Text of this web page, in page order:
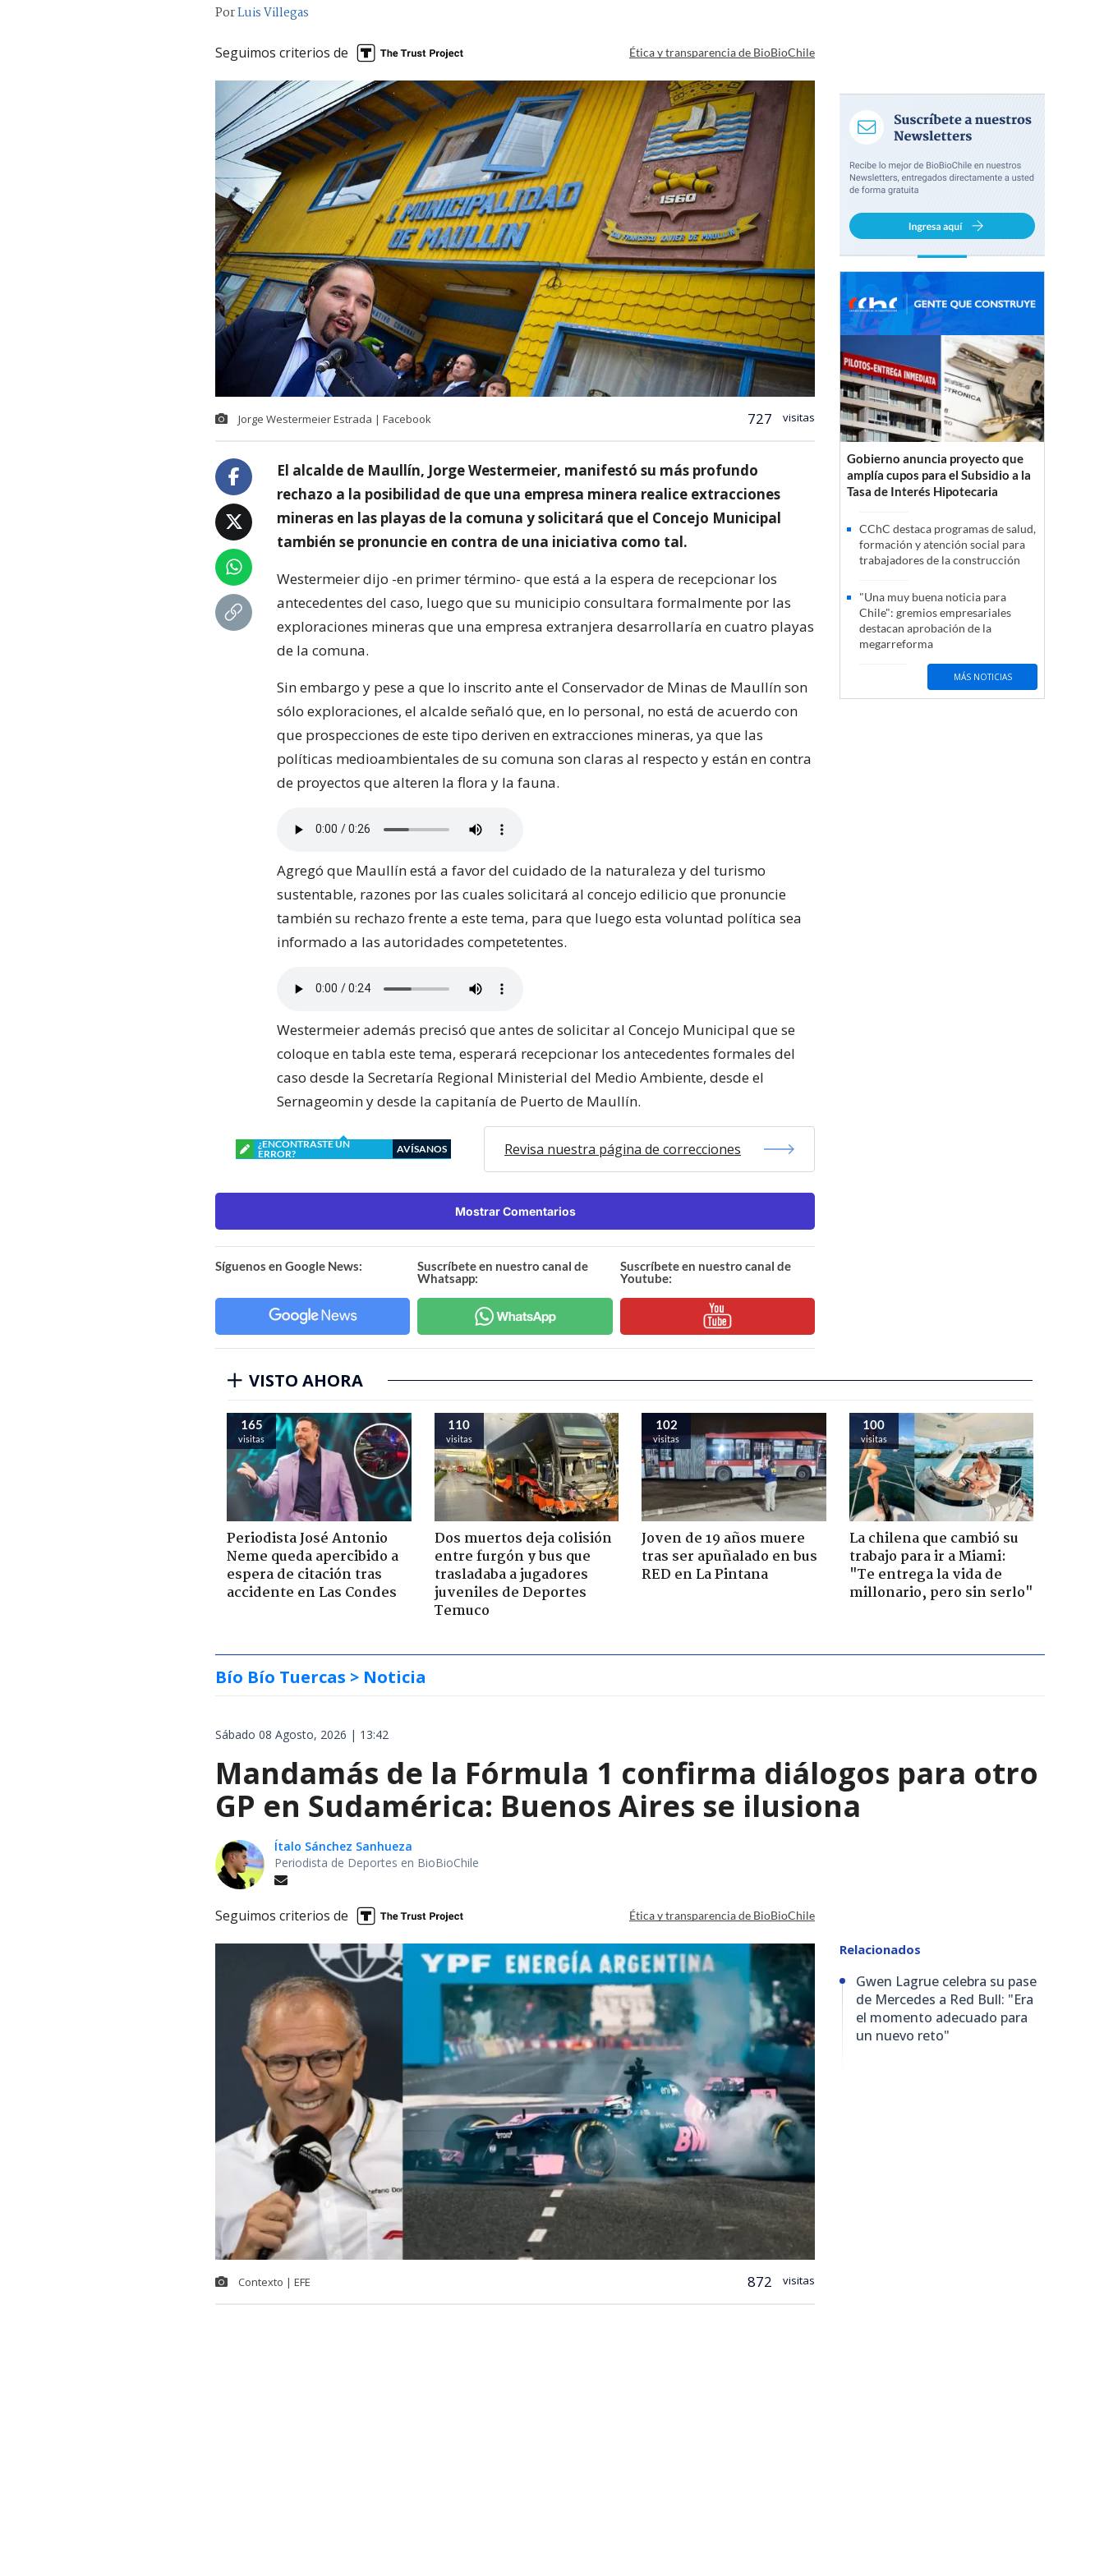
PorLuis Villegas
Seguimos criterios de Ética y transparencia de BioBioChile
Jorge Westermeier Estrada | Facebook 727 visitas
El alcalde de Maullín, Jorge Westermeier, manifestó su más profundo
rechazo a la posibilidad de que una empresa minera realice extracciones
mineras en las playas de la comuna y solicitará que el Concejo Municipal
también se pronuncie en contra de una iniciativa como tal.
Westermeier dijo -en primer término- que está a la espera de recepcionar los
antecedentes del caso, luego que su municipio consultara formalmente por las
exploraciones mineras que una empresa extranjera desarrollaría en cuatro playas
de la comuna.
Sin embargo y pese a que lo inscrito ante el Conservador de Minas de Maullín son
sólo exploraciones, el alcalde señaló que, en lo personal, no está de acuerdo con
que prospecciones de este tipo deriven en extracciones mineras, ya que las
políticas medioambientales de su comuna son claras al respecto y están en contra
de proyectos que alteren la flora y la fauna.
Agregó que Maullín está a favor del cuidado de la naturaleza y del turismo
sustentable, razones por las cuales solicitará al concejo edilicio que pronuncie
también su rechazo frente a este tema, para que luego esta voluntad política sea
informado a las autoridades competetentes.
Westermeier además precisó que antes de solicitar al Concejo Municipal que se
coloque en tabla este tema, esperará recepcionar los antecedentes formales del
caso desde la Secretaría Regional Ministerial del Medio Ambiente, desde el
Sernageomin y desde la capitanía de Puerto de Maullín.
¿ENCONTRASTE UN
ERROR?
AVÍSANOS Revisa nuestra página de correcciones
Mostrar Comentarios
Síguenos en Google News:
Suscríbete en nuestro canal de
Whatsapp:
Suscríbete en nuestro canal de
Youtube:
Gobierno anuncia proyecto que
amplía cupos para el Subsidio a la
Tasa de Interés Hipotecaria
CChC destaca programas de salud,
formación y atención social para
trabajadores de la construcción
"Una muy buena noticia para
Chile": gremios empresariales
destacan aprobación de la
megarreforma
MÁS NOTICIAS
VISTO AHORA
165
visitas
Periodista José Antonio
Neme queda apercibido a
espera de citación tras
accidente en Las Condes
110
visitas
Dos muertos deja colisión
entre furgón y bus que
trasladaba a jugadores
juveniles de Deportes
Temuco
102
visitas
Joven de 19 años muere
tras ser apuñalado en bus
RED en La Pintana
100
visitas
La chilena que cambió su
trabajo para ir a Miami:
"Te entrega la vida de
millonario, pero sin serlo"
Bío Bío Tuercas > Noticia
Sábado 08 Agosto, 2026 | 13:42
Mandamás de la Fórmula 1 confirma diálogos para otro
GP en Sudamérica: Buenos Aires se ilusiona
Ítalo Sánchez Sanhueza
Periodista de Deportes en BioBioChile
Seguimos criterios de Ética y transparencia de BioBioChile
Contexto | EFE 872 visitas
Relacionados
Gwen Lagrue celebra su pase
de Mercedes a Red Bull: "Era
el momento adecuado para
un nuevo reto"